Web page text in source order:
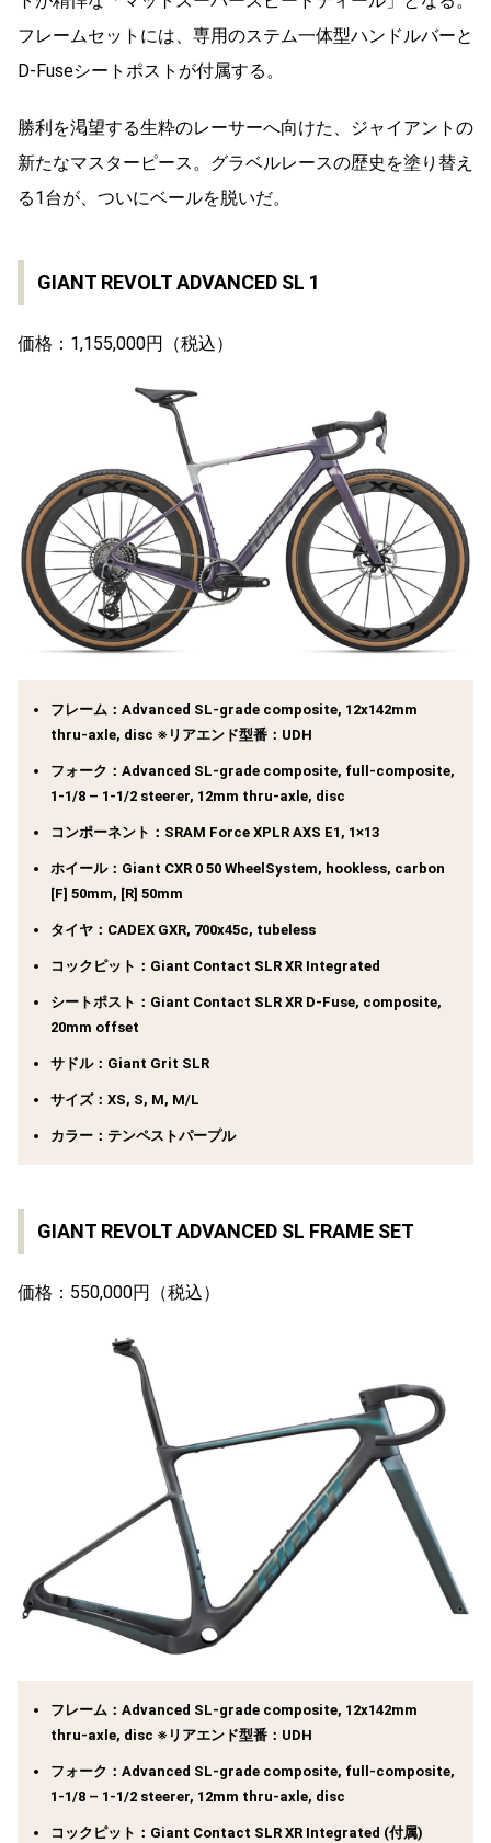
フレームセットには、専用のステム一体型ハンドルバーと
D-Fuseシートポストが付属する。
勝利を渇望する生粋のレーサーへ向けた、ジャイアントの
新たなマスターピース。グラベルレースの歴史を塗り替え
る1台が、ついにベールを脱いだ。
GIANT REVOLT ADVANCED SL 1
価格：1,155,000円（税込）
フレーム：Advanced SL-grade composite, 12x142mm
thru-axle, disc ※リアエンド型番：UDH
フォーク：Advanced SL-grade composite, full-composite,
1-1/8 – 1-1/2 steerer, 12mm thru-axle, disc
コンポーネント：SRAM Force XPLR AXS E1, 1×13
ホイール：Giant CXR 0 50 WheelSystem, hookless, carbon
[F] 50mm, [R] 50mm
タイヤ：CADEX GXR, 700x45c, tubeless
コックピット：Giant Contact SLR XR Integrated
シートポスト：Giant Contact SLR XR D-Fuse, composite,
20mm offset
サドル：Giant Grit SLR
サイズ：XS, S, M, M/L
カラー：テンペストパープル
GIANT REVOLT ADVANCED SL FRAME SET
価格：550,000円（税込）
フレーム：Advanced SL-grade composite, 12x142mm
thru-axle, disc ※リアエンド型番：UDH
フォーク：Advanced SL-grade composite, full-composite,
1-1/8 – 1-1/2 steerer, 12mm thru-axle, disc
コックピット：Giant Contact SLR XR Integrated (付属)